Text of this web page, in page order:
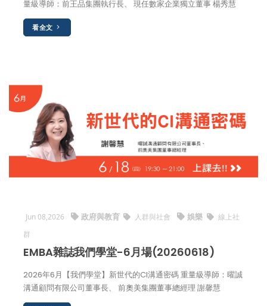
量級導師：前王品集團執行長、 現任數家企業獨立董事 楊秀慧
看全文
Jun 08,2026 政府與教育 人群與社會 娛樂
線上社
群
EMBA雜誌我們學堂-6月場(20260618)
2026年6月【我們學堂】新世代的CI溝通密碼 重量級導師：曜誠
溝通顧問有限公司董事長、 前奧美集團董事總經理 謝馨慧